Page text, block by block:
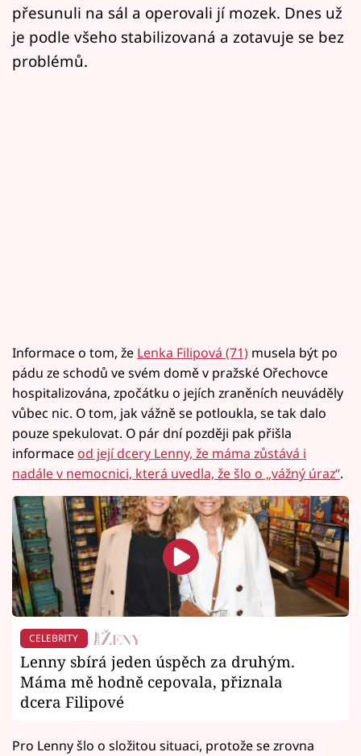
přesunuli na sál a operovali jí mozek. Dnes už
je podle všeho stabilizovaná a zotavuje se bez
problémů.
Informace o tom, že Lenka Filipová (71) musela být po
pádu ze schodů ve svém domě v pražské Ořechovce
hospitalizována, zpočátku o jejích zraněních neuváděly
vůbec nic. O tom, jak vážně se potloukla, se tak dalo
pouze spekulovat. O pár dní později pak přišla
informace od její dcery Lenny, že máma zůstává i
nadále v nemocnici, která uvedla, že šlo o „vážný úraz“.
CELEBRITY
Lenny sbírá jeden úspěch za druhým.
Máma mě hodně cepovala, přiznala
dcera Filipové
Pro Lenny šlo o složitou situaci, protože se zrovna